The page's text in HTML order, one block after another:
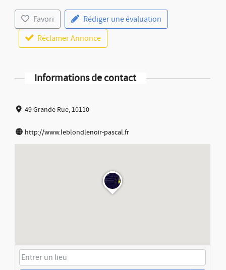
Favori
Rédiger une évaluation
Réclamer Annonce
Informations de contact
49 Grande Rue, 10110
http://www.leblondlenoir-pascal.fr